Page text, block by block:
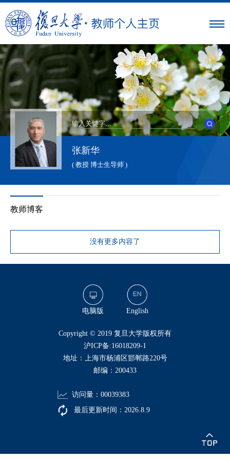
张新华
( 教授 博士生导师 )
教师博客
没有更多内容了
电脑版 English
​Copyright © 2019 复旦大学版权所有
沪ICP备:16018209-1
地址：上海市杨浦区邯郸路220号
邮编：200433
访问量： 00039383
最后更新时间： 2026 8 9